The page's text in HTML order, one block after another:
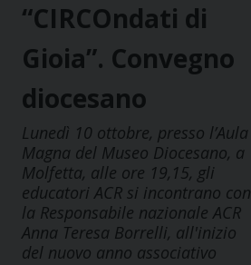
“CIRCOndati di
Gioia”. Convegno
diocesano
Lunedì 10 ottobre, presso l’Aula
Magna del Museo Diocesano, a
Molfetta, alle ore 19,15, gli
educatori ACR si incontrano con
la Responsabile nazionale ACR
Anna Teresa Borrelli, all'inizio
del nuovo anno associativo